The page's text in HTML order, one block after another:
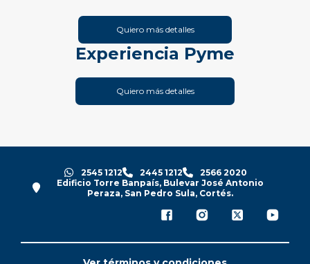
Quiero más detalles
Experiencia Pyme
Quiero más detalles
2545 1212 2445 1212
2566 2020
Edificio Torre Banpaís, Bulevar José Antonio
Peraza, San Pedro Sula, Cortés.